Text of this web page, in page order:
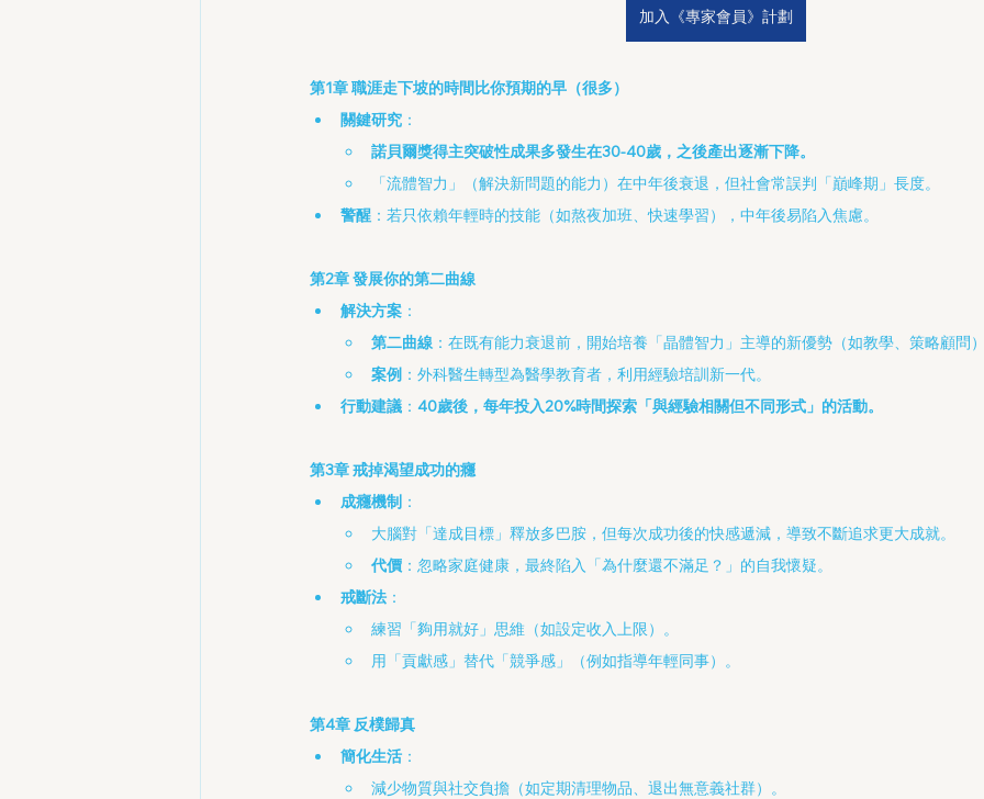
加入《專家會員》計劃
第1章 職涯走下坡的時間比你預期的早（很多）
關鍵研究 ：
諾貝爾獎得主突破性成果多發生在30-40歲，之後產出逐漸下降。
「流體智力」（解決新問題的能力）在中年後衰退，但社會常誤判「巔峰期」長度。
警醒 ：若只依賴年輕時的技能（如熬夜加班、快速學習），中年後易陷入焦慮。
第2章 發展你的第二曲線
解決方案 ：
第二曲線 ：在既有能力衰退前，開始培養「晶體智力」主導的新優勢（如教學、策略顧問
案例 ：外科醫生轉型為醫學教育者，利用經驗培訓新一代。
行動建議 ： 40歲後，每年投入20%時間探索「與經驗相關但不同形式」的活動。
第3章 戒掉渴望成功的癮
成癮機制 ：
大腦對「達成目標」釋放多巴胺，但每次成功後的快感遞減，導致不斷追求更大成就。
代價 ：忽略家庭健康，最終陷入「為什麼還不滿足？」的自我懷疑。
戒斷法 ：
練習「夠用就好」思維（如設定收入上限）。
用「貢獻感」替代「競爭感」（例如指導年輕同事）。
第4章 反樸歸真
簡化生活 ：
減少物質與社交負擔（如定期清理物品、退出無意義社群）。